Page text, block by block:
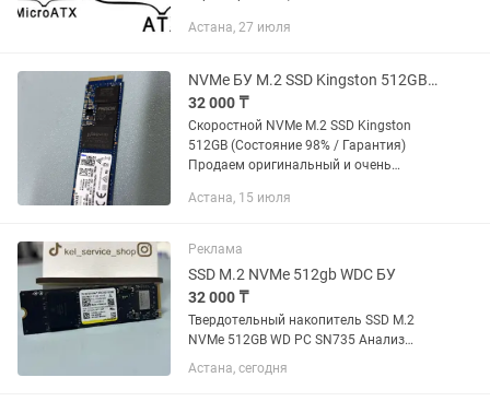
отличаться от указанных в
Астана, 27 июля
NVMe БУ M.2 SSD Kingston 512GB Есть гарантия!
32 000 ₸
Скоростной NVMe M.2 SSD Kingston
512GB (Состояние 98% / Гарантия)
Продаем оригинальный и очень
Kingston (модель OM8PCP3512F-AA)
диск...
Астана, 15 июля
Реклама
SSD M.2 NVMe 512gb WDC БУ
32 000 ₸
Твердотельный накопитель SSD M.2
NVMe 512GB WD PC SN735 Анализ
(CrystalDiskInfo): - Здоровье: 97% —
состояние отличнейшее. - Износ:
Астана, сегодня